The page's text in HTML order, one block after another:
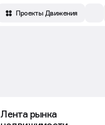
Проекты Движения
Лента рынка